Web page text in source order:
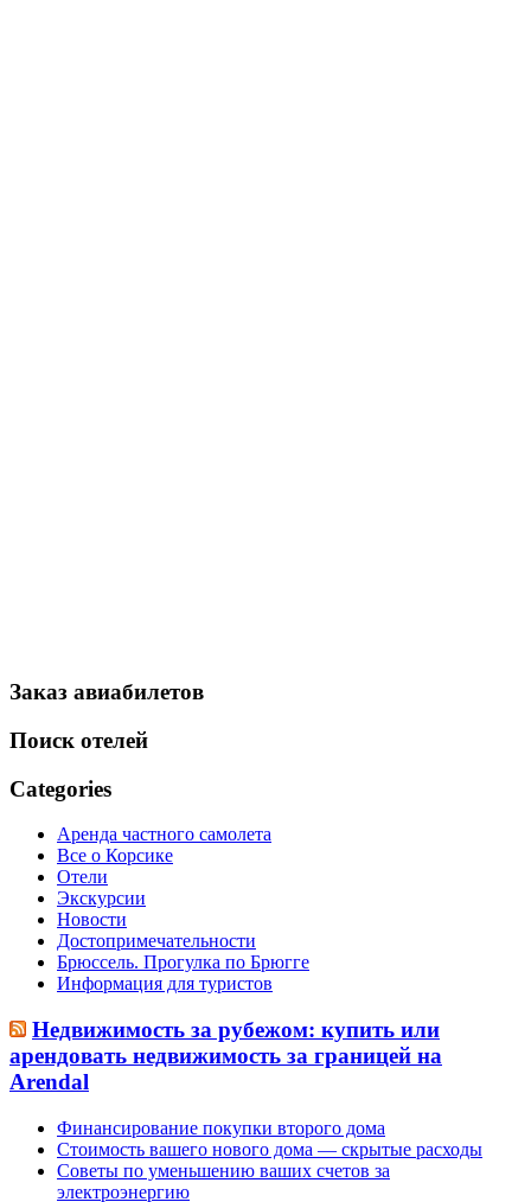
Заказ авиабилетов
Поиск отелей
Categories
Аренда частного самолета
Все о Корсике
Отели
Экскурсии
Новости
Достопримечательности
Брюссель. Прогулка по Брюгге
Информация для туристов
Недвижимость за рубежом: купить или
арендовать недвижимость за границей на
Arendal
Финансирование покупки второго дома
Стоимость вашего нового дома — скрытые расходы
Советы по уменьшению ваших счетов за
электроэнергию